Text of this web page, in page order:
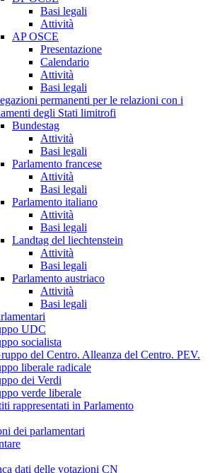
Basi legali
Attività
AP OSCE
Presentazione
Calendario
Attività
Basi legali
permanenti per le relazioni con i
degli Stati limitrofi
Bundestag
Attività
Basi legali
Parlamento francese
Attività
Basi legali
Parlamento italiano
Attività
Basi legali
Landtag del liechtenstein
Attività
Basi legali
Parlamento austriaco
Attività
Basi legali
UDC
socialista
del Centro. Alleanza del Centro. PEV.
liberale radicale
dei Verdi
verde liberale
rappresentati in Parlamento
dei parlamentari
dati delle votazioni CN